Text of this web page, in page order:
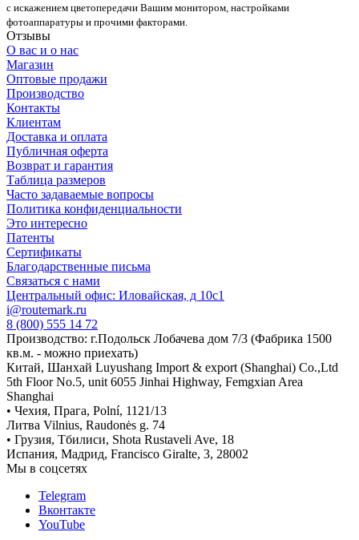
с искажением цветопередачи Вашим монитором, настройками
фотоаппаратуры и прочими факторами.
Отзывы
О вас и о нас
Магазин
Оптовые продажи
Производство
Контакты
Клиентам
Доставка и оплата
Публичная оферта
Возврат и гарантия
Таблица размеров
Часто задаваемые вопросы
Политика конфиденциальности
Это интересно
Патенты
Сертификаты
Благодарственные письма
Связаться с нами
Центральный офис: Иловайская, д 10с1
i@routemark.ru
8 (800) 555 14 72
Производство: г.Подольск Лобачева дом 7/3 (Фабрика 1500
кв.м. - можно приехать)
Китай, Шанхай Luyushang Import & export (Shanghai) Co.,Ltd
5th Floor No.5, unit 6055 Jinhai Highway, Femgxian Area
Shanghai
• Чехия, Прага, Polní, 1121/13
Литва Vilnius, Raudonės g. 74
• Грузия, Тбилиси, Shota Rustaveli Ave, 18
Испания, Мадрид, Francisco Giralte, 3, 28002
Мы в соцсетях
Telegram
Вконтакте
YouTube